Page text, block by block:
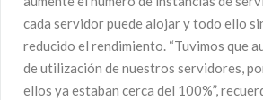
cada servidor puede alojar y todo ello
reducido el rendimiento. “Tuvimos que
de utilización de nuestros servidores,
ellos ya estaban cerca del 100%”,